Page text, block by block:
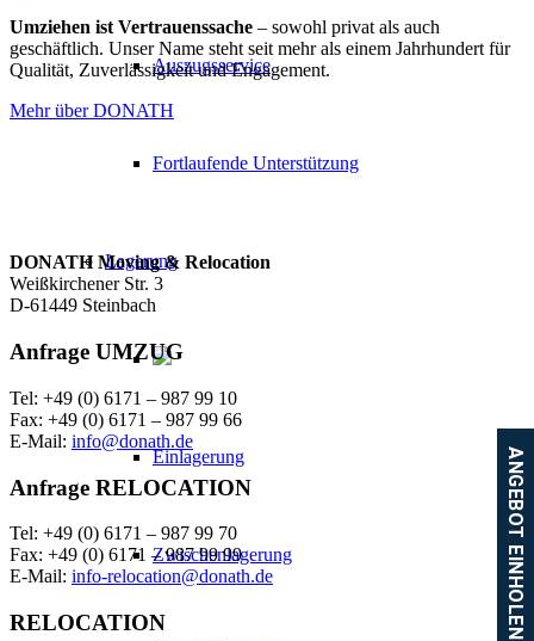
Auszugsservice
Fortlaufende Unterstützung
Lagerung
Einlagerung
Zwischenlagerung
Umziehen ist Vertrauenssache – sowohl privat als auch
geschäftlich. Unser Name steht seit mehr als einem Jahrhundert für
Qualität, Zuverlässigkeit und Engagement.
Mehr über DONATH
DONATH Moving & Relocation
Weißkirchener Str. 3
D-61449 Steinbach
Anfrage UMZUG
Tel: +49 (0) 6171 – 987 99 10
Fax: +49 (0) 6171 – 987 99 66
E-Mail: info@donath.de
Anfrage RELOCATION
Tel: +49 (0) 6171 – 987 99 70
Fax: +49 (0) 6171 – 987 99 99
E-Mail: info-relocation@donath.de
RELOCATION ANGEBOT EINHOLEN